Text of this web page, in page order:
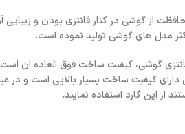
از گوشی در کنار فانتزی بودن و زیبایی
مدل های گوشی تولید نموده است.
گوشی، کیفیت ساخت فوق العاده ان
دارای کیفیت ساخت بسیار بالایی است و
از این گارد استفاده نمایند.